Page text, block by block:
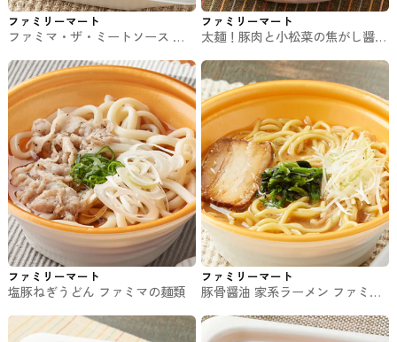
ファミリーマート
ファミマ・ザ・ミートソース フ
ファミリーマート
太麺！豚肉と小松菜の焦がし醤油
ファミリーマート
塩豚ねぎうどん ファミマの麺類
ファミリーマート
豚骨醤油 家系ラーメン ファミマ